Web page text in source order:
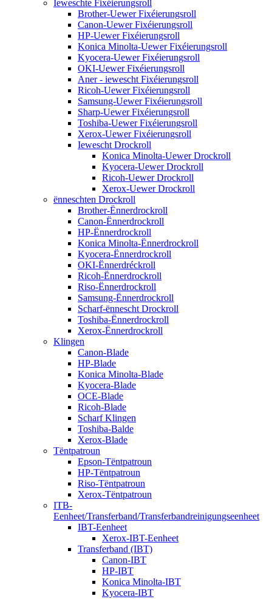
Ieweschte Fixéierungsroll
Brother-Uewer Fixéierungsroll
Canon-Uewer Fixéierungsroll
HP-Uewer Fixéierungsroll
Konica Minolta-Uewer Fixéierungsroll
Kyocera-Uewer Fixéierungsroll
OKI-Uewer Fixéierungsroll
Aner - iewescht Fixéierungsroll
Ricoh-Uewer Fixéierungsroll
Samsung-Uewer Fixéierungsroll
Sharp-Uewer Fixéierungsroll
Toshiba-Uewer Fixéierungsroll
Xerox-Uewer Fixéierungsroll
Iewescht Drockroll
Konica Minolta-Uewer Drockroll
Kyocera-Uewer Drockroll
Ricoh-Uewer Drockroll
Xerox-Uewer Drockroll
ënneschten Drockroll
Brother-Ënnerdrockroll
Canon-Ënnerdrockroll
HP-Ënnerdrockroll
Konica Minolta-Ënnerdrockroll
Kyocera-Ënnerdrockroll
OKI-Ënnerdréckroll
Ricoh-Ënnerdrockroll
Riso-Ënnerdrockroll
Samsung-Ënnerdrockroll
Scharf-ënnescht Drockroll
Toshiba-Ënnerdrockroll
Xerox-Ënnerdrockroll
Klingen
Canon-Blade
HP-Blade
Konica Minolta-Blade
Kyocera-Blade
OCE-Blade
Ricoh-Blade
Scharf Klingen
Toshiba-Balde
Xerox-Blade
Tëntpatroun
Epson-Tëntpatroun
HP-Tëntpatroun
Riso-Tëntpatroun
Xerox-Tëntpatroun
ITB-
Eenheet/Transferband/Transferbandreinigungseenheet
IBT-Eenheet
Xerox-IBT-Eenheet
Transferband (IBT)
Canon-IBT
HP-IBT
Konica Minolta-IBT
Kyocera-IBT